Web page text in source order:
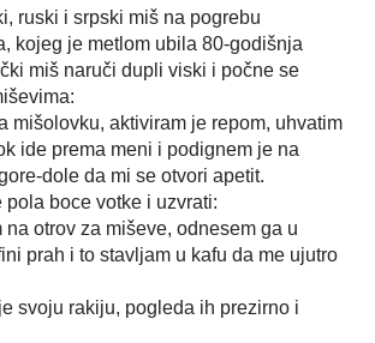
ruski i srpski miš na pogrebu
kojeg je metlom ubila 80-godišnja
miš naruči dupli viski i počne se
mišolovku, aktiviram je repom, uhvatim
ide prema meni i podignem je na
dole da mi se otvori apetit.
pola boce votke i uzvrati:
na otrov za miševe, odnesem ga u
prah i to stavljam u kafu da me ujutro
svoju rakiju, pogleda ih prezirno i